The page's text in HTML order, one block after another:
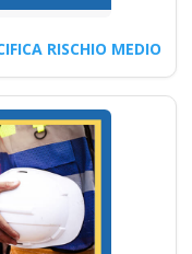
Corsi
RISCHIO MEDIO